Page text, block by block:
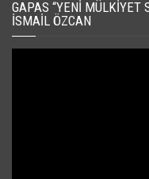
GAPAS “YENI
İSMAIL ÖZCAN